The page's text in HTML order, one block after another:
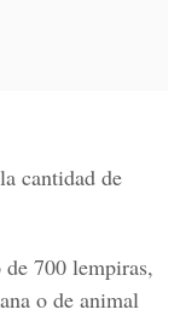
cantidad de
700 lempiras,
o de animal